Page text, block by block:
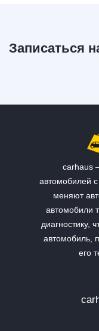
Записаться
carhaus
автомобилей
меняют
автомобили
диагностику,
автомобиль,
его